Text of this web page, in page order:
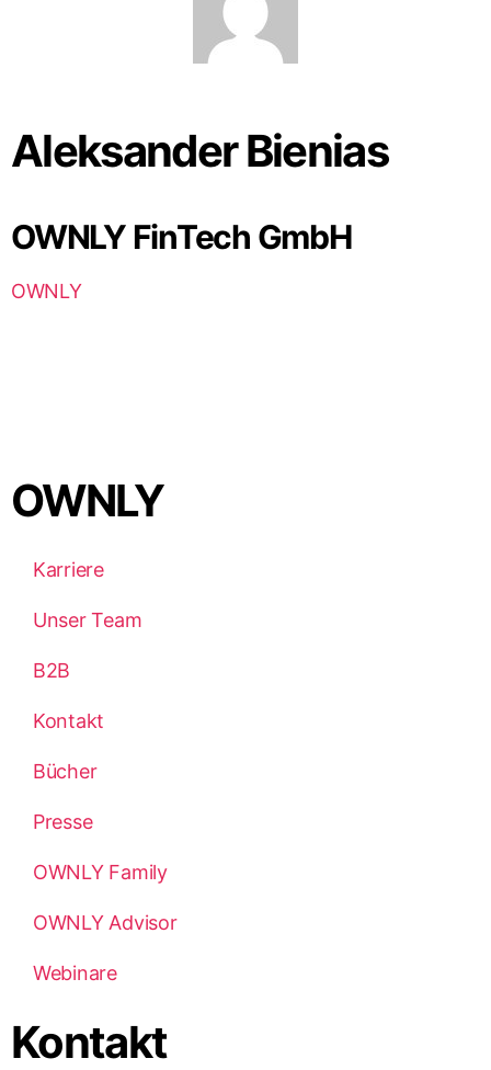
Aleksander Bienias
OWNLY FinTech GmbH
OWNLY
OWNLY
Karriere
Unser Team
B2B
Kontakt
Bücher
Presse
OWNLY Family
OWNLY Advisor
Webinare
Kontakt